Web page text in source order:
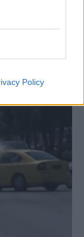
Policy
για να